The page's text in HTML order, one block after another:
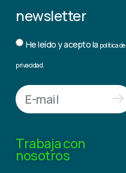
newsletter
He leído y acepto la política de
privacidad.
Trabaja con
nosotros